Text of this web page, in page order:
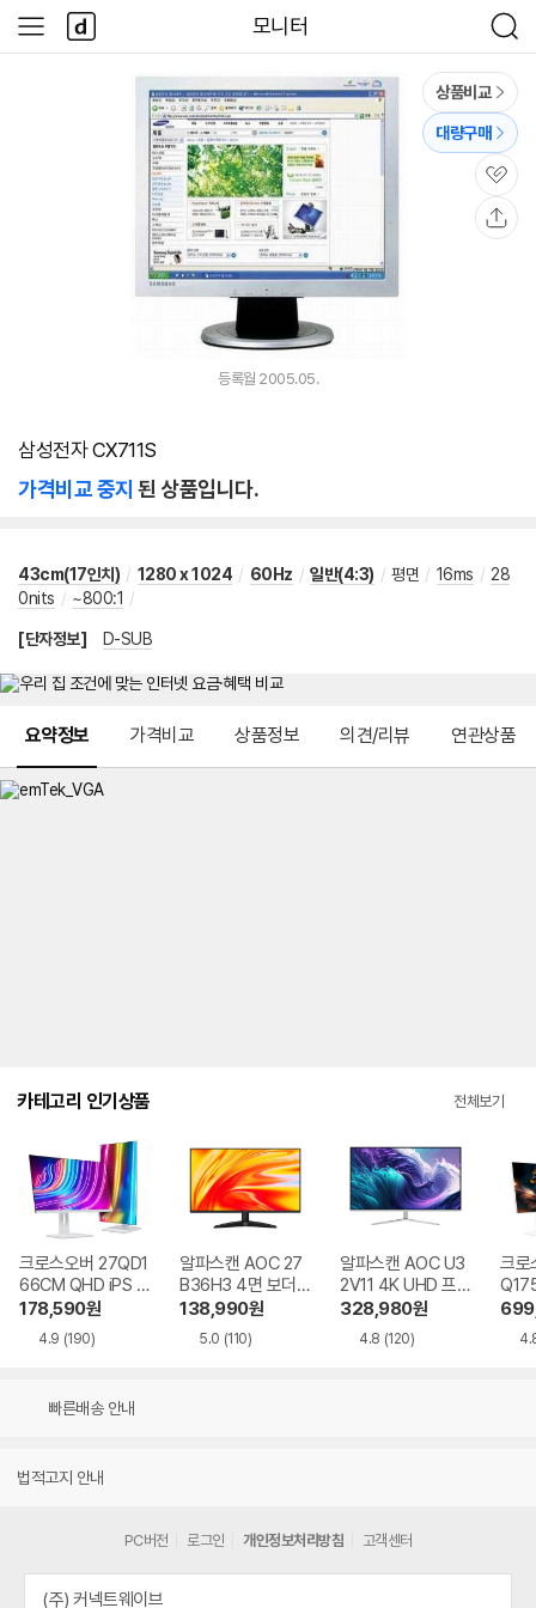
모니터
검
색
사
이
다
나
와
상품비교
대량구매
관
심
등록월 2005.05.
삼성전자 CX711S
가격비교 중지 된 상품입니다.
43cm(17인치) / 1280 x 1024 / 60Hz / 일반(4:3) / 평면 / 16ms / 28
0nits / ~800:1 /
[단자정보] D-SUB
요약정보 가격비교 상품정보 의견/리뷰 연관상품
카테고리 인기상품 전체보기
크로스오버 27QD1
66CM QHD iPS U
SB-C 화이트 Ai 멀
티스탠드
178,590원
4.9 (190)
알파스캔 AOC 27
B36H3 4면 보더리
스 IPS 120 시력보
호 무결점
138,990원
5.0 (110)
알파스캔 AOC U3
2V11 4K UHD 프리
싱크 HDR 시력보호
무결점
328,980원
4.8 (120)
크로
Ai
빠른배송 안내
법적고지 안내
PC버전 로그인 개인정보처리방침 고객센터
(주) 커넥트웨이브